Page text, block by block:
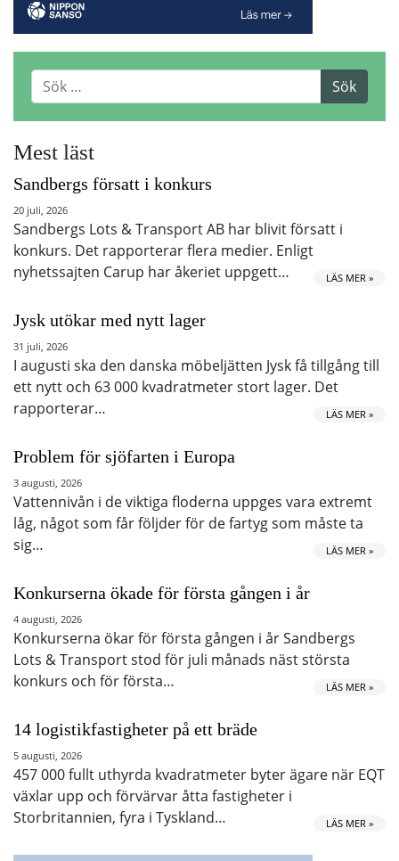
Mest läst
Sandbergs försatt i konkurs
20 juli, 2026
Sandbergs Lots & Transport AB har blivit försatt i
konkurs. Det rapporterar flera medier. Enligt
nyhetssajten Carup har åkeriet uppgett…
LÄS MER »
Jysk utökar med nytt lager
31 juli, 2026
I augusti ska den danska möbeljätten Jysk få tillgång till
ett nytt och 63 000 kvadratmeter stort lager. Det
rapporterar…
LÄS MER »
Problem för sjöfarten i Europa
3 augusti, 2026
Vattennivån i de viktiga floderna uppges vara extremt
låg, något som får följder för de fartyg som måste ta
sig…
LÄS MER »
Konkurserna ökade för första gången i år
4 augusti, 2026
Konkurserna ökar för första gången i år Sandbergs
Lots & Transport stod för juli månads näst största
konkurs och för första…
LÄS MER »
14 logistikfastigheter på ett bräde
5 augusti, 2026
457 000 fullt uthyrda kvadratmeter byter ägare när EQT
växlar upp och förvärvar åtta fastigheter i
Storbritannien, fyra i Tyskland…
LÄS MER »